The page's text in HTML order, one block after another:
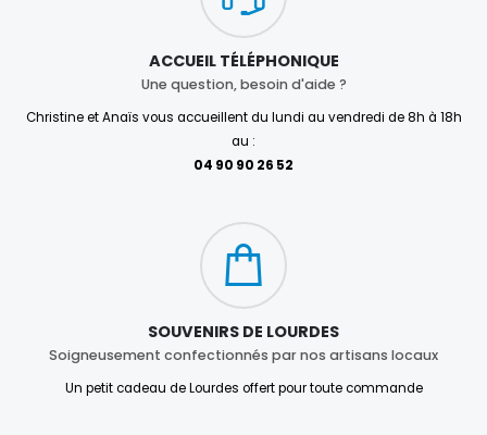
ACCUEIL TÉLÉPHONIQUE
Une question, besoin d'aide ?
Christine et Anaïs vous accueillent du lundi au vendredi de 8h à 18h
au :
04 90 90 26 52
SOUVENIRS DE LOURDES
Soigneusement confectionnés par nos artisans locaux
Un petit cadeau de Lourdes offert pour toute commande